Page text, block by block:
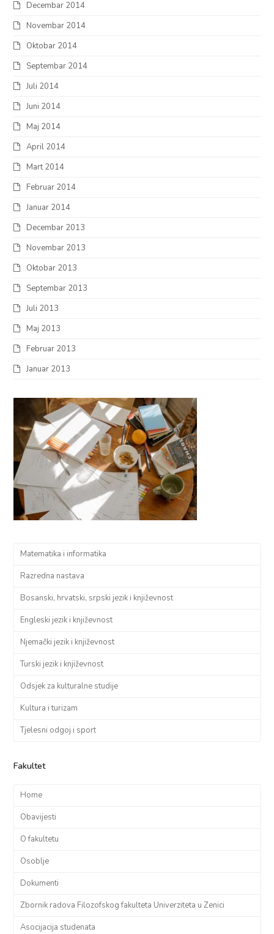
Decembar 2014
Novembar 2014
Oktobar 2014
Septembar 2014
Juli 2014
Juni 2014
Maj 2014
April 2014
Mart 2014
Februar 2014
Januar 2014
Decembar 2013
Novembar 2013
Oktobar 2013
Septembar 2013
Juli 2013
Maj 2013
Februar 2013
Januar 2013
Matematika i informatika
Razredna nastava
Bosanski, hrvatski, srpski jezik i književnost
Engleski jezik i književnost
Njemački jezik i književnost
Turski jezik i književnost
Odsjek za kulturalne studije
Kultura i turizam
Tjelesni odgoj i sport
Fakultet
Home
Obavijesti
O fakultetu
Osoblje
Dokumenti
Zbornik radova Filozofskog fakulteta Univerziteta u Zenici
Asocijacija studenata